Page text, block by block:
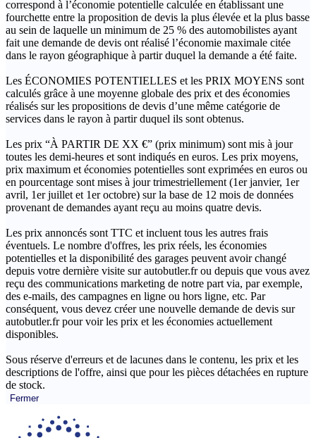
correspond à l’économie potentielle calculée en établissant une
fourchette entre la proposition de devis la plus élevée et la plus basse
au sein de laquelle un minimum de 25 % des automobilistes ayant
fait une demande de devis ont réalisé l’économie maximale citée
dans le rayon géographique à partir duquel la demande a été faite.
Les ÉCONOMIES POTENTIELLES et les PRIX MOYENS sont
calculés grâce à une moyenne globale des prix et des économies
réalisés sur les propositions de devis d’une même catégorie de
services dans le rayon à partir duquel ils sont obtenus.
Les prix “À PARTIR DE XX €” (prix minimum) sont mis à jour
toutes les demi-heures et sont indiqués en euros. Les prix moyens,
prix maximum et économies potentielles sont exprimées en euros ou
en pourcentage sont mises à jour trimestriellement (1er janvier, 1er
avril, 1er juillet et 1er octobre) sur la base de 12 mois de données
provenant de demandes ayant reçu au moins quatre devis.
Les prix annoncés sont TTC et incluent tous les autres frais
éventuels. Le nombre d'offres, les prix réels, les économies
potentielles et la disponibilité des garages peuvent avoir changé
depuis votre dernière visite sur autobutler.fr ou depuis que vous avez
reçu des communications marketing de notre part via, par exemple,
des e-mails, des campagnes en ligne ou hors ligne, etc. Par
conséquent, vous devez créer une nouvelle demande de devis sur
autobutler.fr pour voir les prix et les économies actuellement
disponibles.
Sous réserve d'erreurs et de lacunes dans le contenu, les prix et les
descriptions de l'offre, ainsi que pour les pièces détachées en rupture
de stock.
Fermer